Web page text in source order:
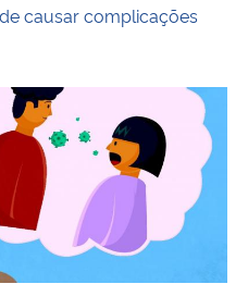
causar complicações
horizontal e colorida